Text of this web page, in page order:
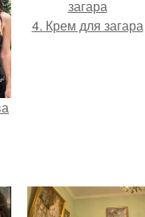
4. Крем для загара